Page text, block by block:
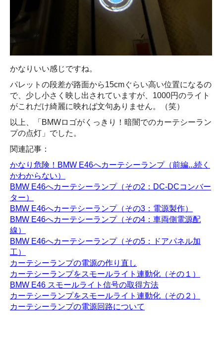
かなりいい感じですね。
パレットの段差が路面から15cmぐらい高い位置になるの
で、少し小さく映し出されていますが、1000円のライト
がこれだけ綺麗に映れば文句ありません。（笑）
以上、「BMWロゴがくっきり！暗闇でのカーテシーラン
プの点灯」でした。
関連記事：
かなり危険！BMW E46へカーテシーランプ（前編...続く
かわからない）
BMW E46へカーテシーランプ（その2：DC-DCコンバー
ター）
BMW E46へカーテシーランプ（その3：電源製作）
BMW E46へカーテシーランプ（その4：車両側電源配
線）
BMW E46へカーテシーランプ（その5：ドアパネル加
工）
カーテシーランプの電源の作り直し
カーテシーランプをスモールライト連動化（その１）
BMW E46 スモールライト信号の取得方法
カーテシーランプをスモールライト連動化（その２）
カーテシーランプの電源回路について